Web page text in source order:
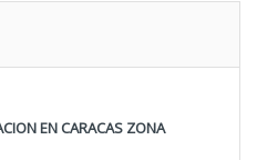
EN CARACAS ZONA